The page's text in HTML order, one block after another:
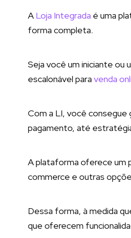
A Loja Integrada é uma
forma completa.
Seja você um iniciante ou
escalonável para venda
Com a LI, você consegue
pagamento, até
A plataforma oferece um
commerce e outras
Dessa forma, à medida
que oferecem